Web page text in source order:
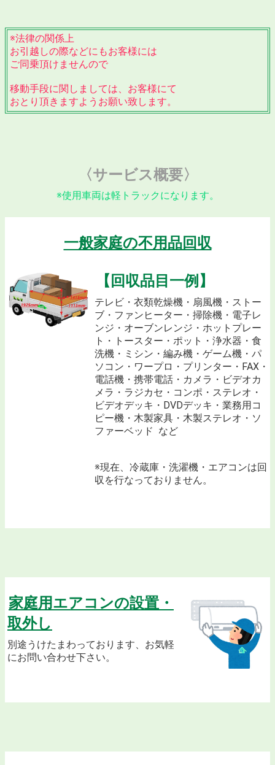
※法律の関係上
お引越しの際などにもお客様には
ご同乗頂けませんので
移動手段に関しましては、お客様にて
おとり頂きますようお願い致します。
〈サービス概要〉
※使用車両は軽トラックになります。
一般家庭の不用品回収
【回収品目一例】
テレビ・衣類乾燥機・扇風機・ストー
ブ・ファンヒーター・掃除機・電子レ
ンジ・オーブンレンジ・ホットプレー
ト・トースター・ポット・浄水器・食
洗機・ミシン・編み機・ゲーム機・パ
ソコン・ワープロ・プリンター・FAX・
電話機・携帯電話・カメラ・ビデオカ
メラ・ラジカセ・コンポ・ステレオ・
ビデオデッキ・DVDデッキ・業務用コ
ピー機・木製家具・木製ステレオ・ソ
ファーベッド など
※現在、冷蔵庫・洗濯機・エアコンは回
収を行なっておりません。
家庭用エアコンの設置・
取外し
別途うけたまわっております、お気軽
にお問い合わせ下さい。